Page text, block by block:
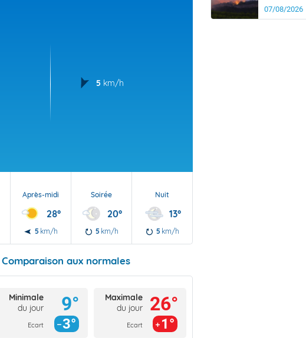
5 km/h
Après-midi
28°
5 km/h
Soirée
20°
5 km/h
Nuit
13°
5 km/h
Comparaison aux normales
Minimale
du jour
Ecart
9°
3°
Maximale
du jour
Ecart
26°
1°
07/08/2026